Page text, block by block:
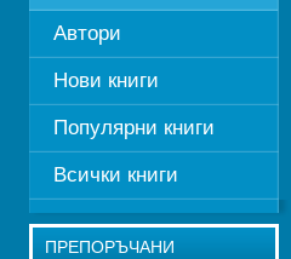
Автори
Нови книги
Популярни книги
Всички книги
ПРЕПОРЪЧАНИ